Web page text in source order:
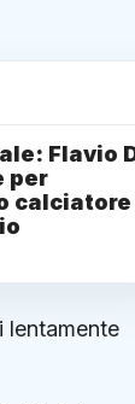
Flavio
per
calciatore
lentamente